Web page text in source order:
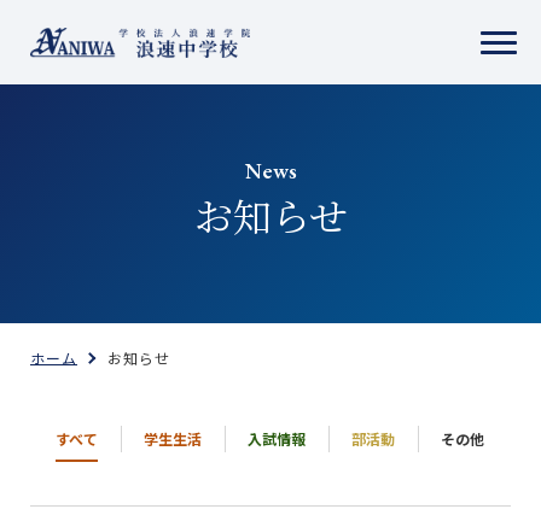
News
お知らせ
ホーム お知らせ
すべて 学生生活 入試情報 部活動 その他